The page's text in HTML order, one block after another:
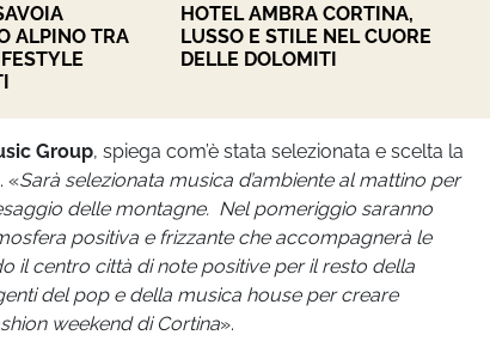
ALPINO TRA
HOTEL AMBRA CORTINA,
LUSSO E STILE NEL CUORE
DELLE DOLOMITI
Group, spiega com’è stata selezionata e scelta la
«Sarà selezionata musica d’ambiente al mattino per
delle montagne. Nel pomeriggio saranno
positiva e frizzante che accompagnerà le
il centro città di note positive per il resto della
del pop e della musica house per creare
weekend di Cortina».